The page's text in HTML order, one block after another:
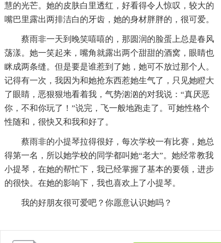
慧的光芒。她的皮肤白里透红，好看得令人惊叹，较大的
嘴巴里露出两排洁白的牙齿，她的身材胖胖的，很可爱。
蔡雨非一天到晚笑嘻嘻的，那圆润的脸蛋上总是春风
荡漾。她一笑起来，嘴角就露出两个甜甜的酒窝，眼睛也
眯成两条缝。但是要是谁惹到了她，她可不放过那个人。
记得有一次，我因为和她抢东西惹她生气了，只见她瞪大
了眼睛，恶狠狠地看着我，气势汹汹的对我说：“真厌恶
你，不和你玩了！”说完，飞一般地跑走了。可她性格个
性随和，很快又和我和好了。
蔡雨非的小提琴拉得很好，每次学校一有比赛，她总
得第一名，所以她学校的同学都叫她“老大”。她经常教我
小提琴，在她的帮忙下，我已经掌握了基本的要领，进步
的很快。在她的影响下，我也喜欢上了小提琴。
我的好朋友很可爱吧？你愿意认识她吗？